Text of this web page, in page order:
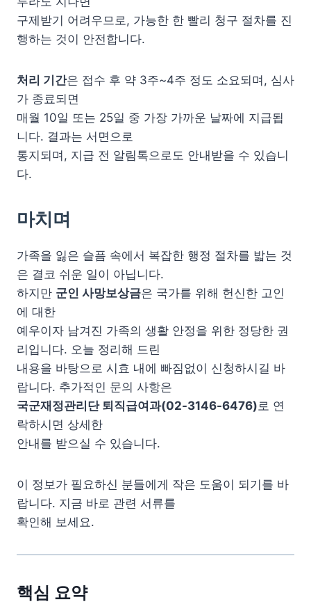
구제받기 어려우므로, 가능한 한 빨리 청구 절차를 진
행하는 것이 안전합니다.
처리 기간은 접수 후 약 3주~4주 정도 소요되며, 심사
가 종료되면
매월 10일 또는 25일 중 가장 가까운 날짜에 지급됩
니다. 결과는 서면으로
통지되며, 지급 전 알림톡으로도 안내받을 수 있습니
다.
마치며
가족을 잃은 슬픔 속에서 복잡한 행정 절차를 밟는 것
은 결코 쉬운 일이 아닙니다.
하지만 군인 사망보상금은 국가를 위해 헌신한 고인
에 대한
예우이자 남겨진 가족의 생활 안정을 위한 정당한 권
리입니다. 오늘 정리해 드린
내용을 바탕으로 시효 내에 빠짐없이 신청하시길 바
랍니다. 추가적인 문의 사항은
국군재정관리단 퇴직급여과(02-3146-6476)로 연
락하시면 상세한
안내를 받으실 수 있습니다.
이 정보가 필요하신 분들에게 작은 도움이 되기를 바
랍니다. 지금 바로 관련 서류를
확인해 보세요.
핵심 요약